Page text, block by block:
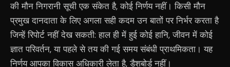
की मौन निगरानी सूची एक संकेत है, कोई निर्णय नहीं। किसी मौन
प्रमुख दानदाता के लिए अगला सही कदम उन बातों पर निर्भर करता है
जिन्हें रिपोर्ट नहीं देख सकती: हाल ही में हुई कोई हानि, जीवन में कोई
ज्ञात परिवर्तन, या पहले से तय की गई समय संबंधी प्राथमिकता। यह
निर्णय आपका विकास अधिकारी लेता है, डैशबोर्ड नहीं।